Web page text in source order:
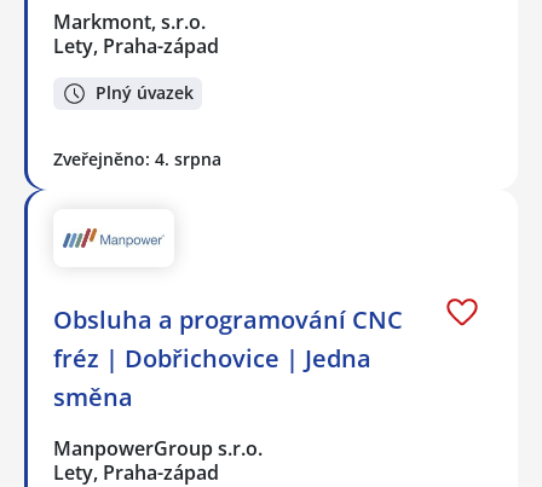
Markmont, s.r.o.
Lety, Praha-západ
Plný úvazek
Zveřejněno: 4. srpna
Obsluha a programování CNC
fréz | Dobřichovice | Jedna
směna
ManpowerGroup s.r.o.
Lety, Praha-západ